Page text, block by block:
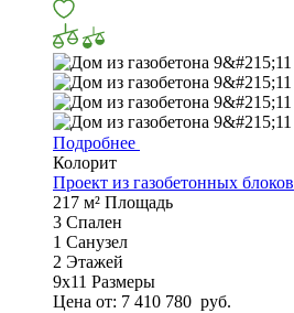
Подробнее
Колорит
Проект из газобетонных блоков
217 м² Площадь
3 Спален
1 Санузел
2 Этажей
9х11 Размеры
Цена от: 7 410 780 руб.